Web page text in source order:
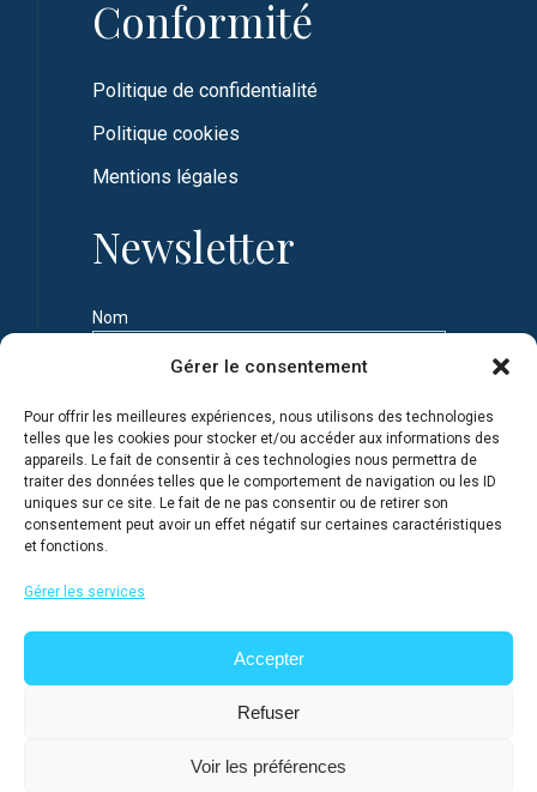
Gérer le consentement
Pour offrir les meilleures expériences, nous utilisons des technologies
telles que les cookies pour stocker et/ou accéder aux informations des
appareils. Le fait de consentir à ces technologies nous permettra de
traiter des données telles que le comportement de navigation ou les ID
uniques sur ce site. Le fait de ne pas consentir ou de retirer son
consentement peut avoir un effet négatif sur certaines caractéristiques
et fonctions.
Gérer les services
Accepter
Refuser
Voir les préférences
Conformité
Politique de confidentialité
Politique cookies
Mentions légales
Newsletter
Nom
Adresse e-mail
confidentialité du site